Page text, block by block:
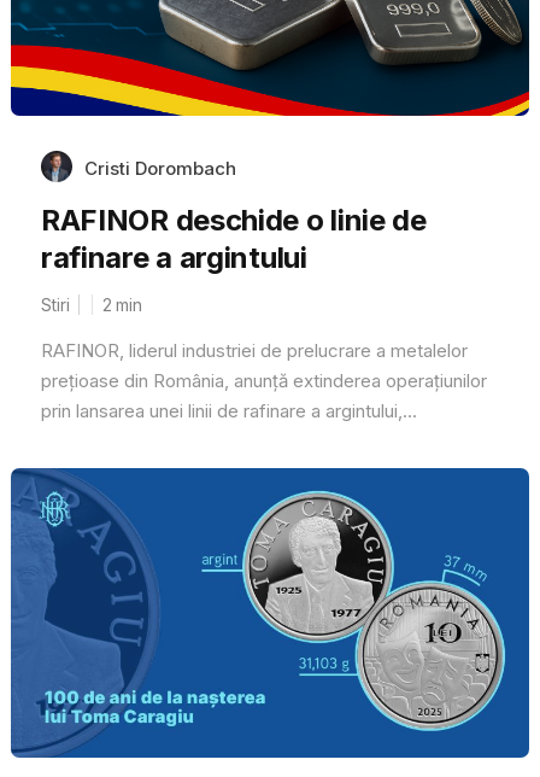
Cristi Dorombach
RAFINOR deschide o linie de
rafinare a argintului
Stiri 2 min
RAFINOR, liderul industriei de prelucrare a metalelor
prețioase din România, anunță extinderea operațiunilor
prin lansarea unei linii de rafinare a argintului,...